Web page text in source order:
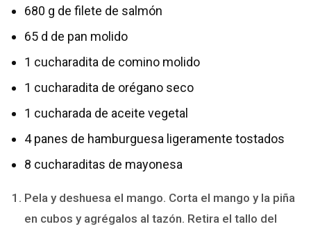
680 g de filete de salmón
65 d de pan molido
1 cucharadita de comino molido
1 cucharadita de orégano seco
1 cucharada de aceite vegetal
4 panes de hamburguesa ligeramente tostados
8 cucharaditas de mayonesa
Pela y deshuesa el mango. Corta el mango y la piña
en cubos y agrégalos al tazón. Retira el tallo del